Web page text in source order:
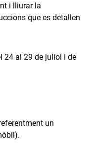
i lliurar la
que es detallen
24 al 29 de juliol i de
un